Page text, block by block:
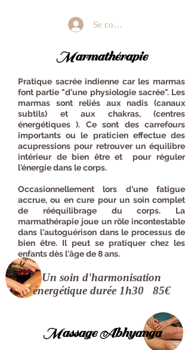
Se connecter
Marmathérapie
Pratique sacrée indienne car les marmas
font partie "d'une physiologie sacrée". Les
marmas sont reliés aux nadis (canaux
subtils) et aux chakras, (centres
énergétiques ). Ce sont des carrefours
importants ou le praticien effectue des
acupressions pour retrouver un équilibre
intérieur de bien être et pour réguler
l'énergie dans le corps.
Occasionnellement lors d'une fatigue
accrue, ou en cure pour un soin complet
de rééquilibrage du corps. La
marmathérapie joue un rôle incontestable
dans l'autoguérison dans le processus de
bien être. Il peut se pratiquer chez les
enfants dès l'âge de 8 ans.
Un soin d'harmonisation
énergétique durée 1h30 85€
Massage Abhyanga